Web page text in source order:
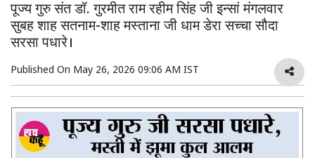
पूज्य गुरु संत डॉ. गुरमीत राम रहीम सिंह जी इन्सां मंगलवार
सुबह शाह सतनाम-शाह मस्ताना जी धाम डेरा सच्चा सौदा
सरसा पधारे।
Published On May 26, 2026 09:06 AM IST